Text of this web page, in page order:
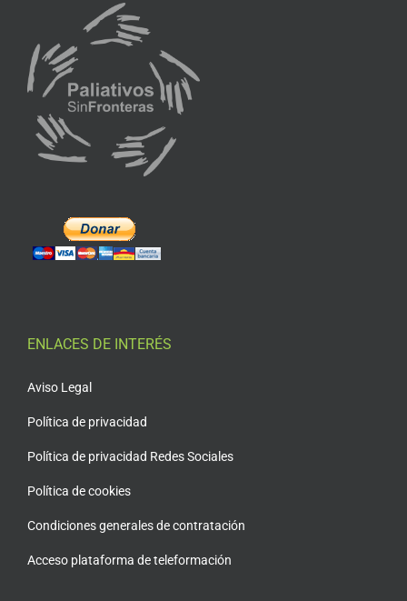
ENLACES DE INTERÉS
Aviso Legal
Política de privacidad
Política de privacidad Redes Sociales
Política de cookies
Condiciones generales de contratación
Acceso plataforma de teleformación